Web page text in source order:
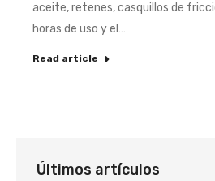
aceite, retenes, casquillos de
horas de uso y el…
Read article
Últimos artículos